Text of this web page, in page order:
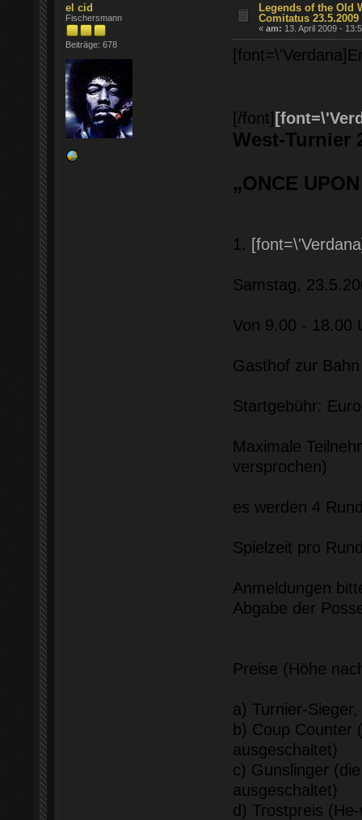
el cid
Fischersmann
Beiträge: 678
Legends of the Old
Comitatus 23.5.2009
«am: 13. April 2009 -
[/font]
West-Turnier
„ONCE
1.
Samstag,
Von 9.00 - 18.00
Gasthof zur
Startgebühr:
Maximale
versprochen)
es werden 4
Spielzeit pro
Anmeldungen
Abgabe der
Preise (Höhe
a) Turnier-
b) Coup Counter
ausgeschaltet)
c) Gunslinger
ausgeschaltet)
d) Trostpreis